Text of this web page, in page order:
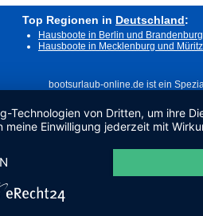
Top Regionen in Deutschland:
Hausboote in Berlin und Brandenburg
Hausboote in Mecklenburg und Müritz
bootsurlaub-online.de ist ein
Technologien von Dritten, um ihre
Einwilligung jederzeit mit